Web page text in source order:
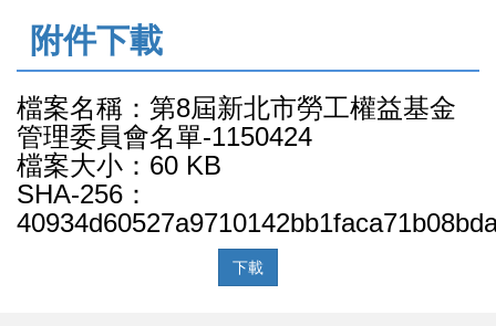
附件下載
檔案名稱：第8屆新北市勞工權益基金
管理委員會名單-1150424
檔案大小：60 KB
SHA-256：
下載